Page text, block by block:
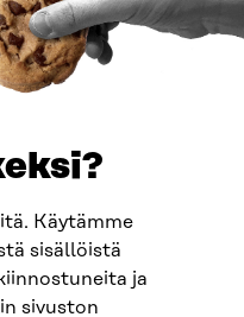
Käytämme
sisällöistä
ja
sivuston